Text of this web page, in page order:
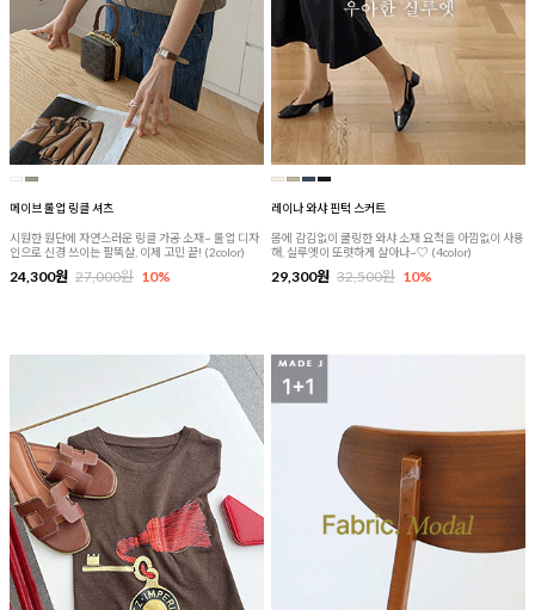
메이브 롤업 링클 셔츠
시원한 원단에 자연스러운 링클 가공 소재~ 롤업 디자
인으로 신경 쓰이는 팔뚝살, 이제 고민 끝! (2color)
24,300원 27,000원 10%
레이나 와샤 핀턱 스커트
몸에 감김없이 쿨링한 와샤 소재 요척을 아낌없이 사용
해, 실루엣이 또렷하게 살아나~♡ (4color)
29,300원 32,500원 10%